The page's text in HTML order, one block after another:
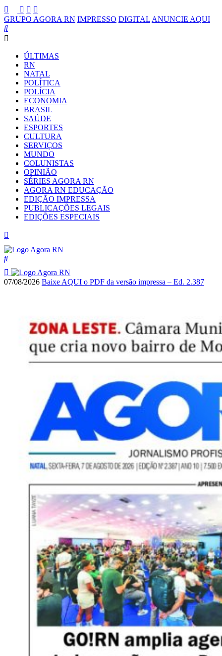
GRUPO AGORA RN IMPRESSO DIGITAL ANUNCIE AQUI
ÚLTIMAS
RN
NATAL
POLÍTICA
POLÍCIA
ECONOMIA
BRASIL
SAÚDE
ESPORTES
CULTURA
SERVIÇOS
MUNDO
COLUNISTAS
OPINIÃO
SÉRIES AGORA RN
AGORA RN EDUCAÇÃO
EDIÇÃO IMPRESSA
PUBLICAÇÕES LEGAIS
EDIÇÕES ESPECIAIS
07/08/2026 Baixe AQUI o PDF da versão impressa – Ed. 2.387